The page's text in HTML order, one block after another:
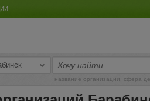
название организации, сфера